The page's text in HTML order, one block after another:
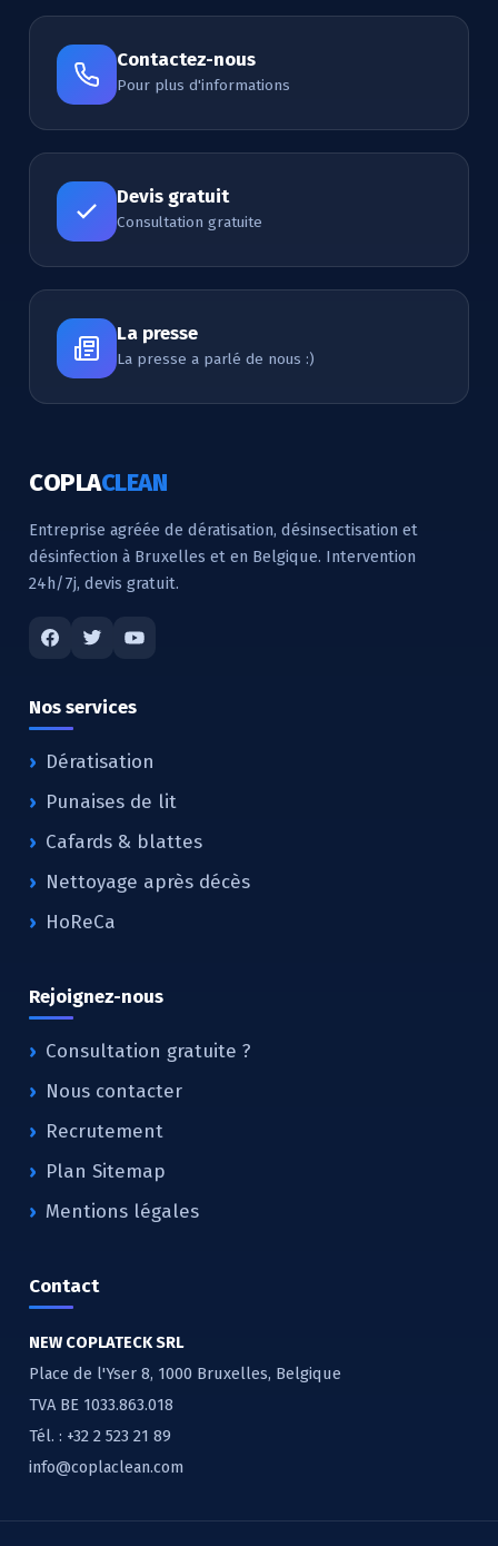
Contactez-nous
Pour plus d'informations
Devis gratuit
Consultation gratuite
La presse
La presse a parlé de nous :)
COPLACLEAN
Entreprise agréée de dératisation, désinsectisation et
désinfection à Bruxelles et en Belgique. Intervention
24h/7j, devis gratuit.
Nos services
Dératisation
Punaises de lit
Cafards & blattes
Nettoyage après décès
HoReCa
Rejoignez-nous
Consultation gratuite ?
Nous contacter
Recrutement
Plan Sitemap
Mentions légales
Contact
NEW COPLATECK SRL
Place de l'Yser 8, 1000 Bruxelles, Belgique
TVA BE 1033.863.018
Tél. : +32 2 523 21 89
info@coplaclean.com